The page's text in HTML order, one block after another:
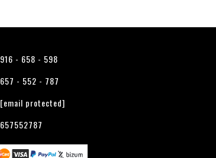
916 - 658 - 598
657 - 552 - 787
[email protected]
657552787